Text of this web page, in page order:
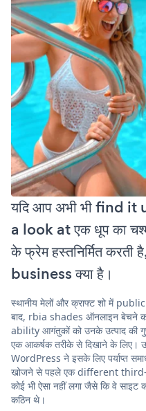
यदि आप अभी भी find
a look at एक धूप का
के फ्रेम हस्तनिर्मित
business क्या है।
स्थानीय मेलों और क्राफ्ट शो में
बाद, rbia shades ऑनलाइन बेचने
ability आगंतुकों को उनके उत्पाद की
एक आकर्षक तरीके से दिखाने के
WordPress ने इसके लिए पर्याप्त
खोजने से पहले एक different
कोई भी ऐसा नहीं लगा जैसे कि वे साइट
कठिन थे।